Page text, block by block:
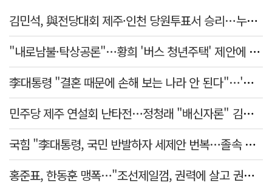
김민석, 與전당대회 제주·인천 당원투표서 승리…누적 득표는 '초박빙'
"내로남불·탁상공론"…황희 '버스 청년주택' 제안에 與 내부서도 쓴소리
李대통령 "결혼 때문에 손해 보는 나라 안 된다"…'결혼 페널티' 22개 손본다
민주당 제주 연설회 난타전…정청래 "배신자론" 김민석 "관리 무능"
국힘 "李대통령, 국민 반발하자 세제안 번복…졸속 국정 즉각 중단"
홍준표, 한동훈 맹폭…"조선제일껌, 권력에 살고 권력에 죽었다"